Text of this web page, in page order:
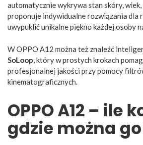
automatycznie wykrywa stan skóry, wiek,
proponuje indywidualne rozwiązania dla
uwypuklić unikalne piękno każdej osoby
W OPPO A12 można też znaleźć
SoLoop, który w prostych krokach
profesjonalnej jakości przy pomocy
kinematograficznych.
OPPO A12 – ile
gdzie można